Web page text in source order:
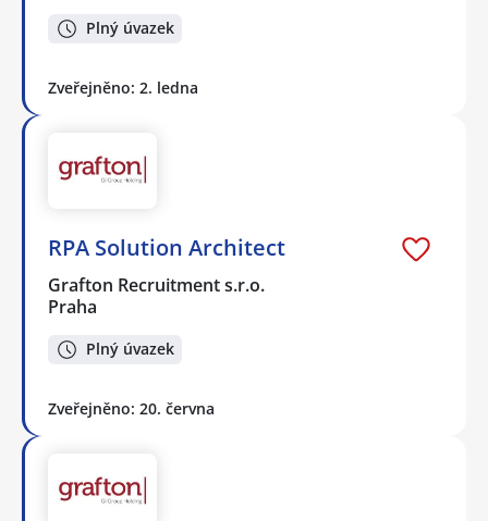
Plný úvazek
Zveřejněno: 2. ledna
RPA Solution Architect
Grafton Recruitment s.r.o.
Praha
Plný úvazek
Zveřejněno: 20. června